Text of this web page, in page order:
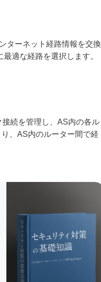
ターネット経路情報を交換
適な経路を選択します。
続を管理し、AS内の各ル
、AS内のルーター間で経